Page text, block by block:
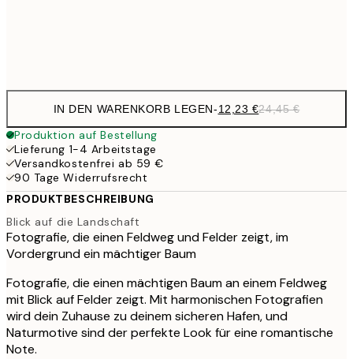
IN DEN WARENKORB LEGEN-12,23 €24,45 €
Produktion auf Bestellung
Lieferung 1-4 Arbeitstage
Versandkostenfrei ab 59 €
90 Tage Widerrufsrecht
PRODUKTBESCHREIBUNG
Blick auf die Landschaft
Fotografie, die einen Feldweg und Felder zeigt, im
Vordergrund ein mächtiger Baum
Fotografie, die einen mächtigen Baum an einem Feldweg
mit Blick auf Felder zeigt. Mit harmonischen Fotografien
wird dein Zuhause zu deinem sicheren Hafen, und
Naturmotive sind der perfekte Look für eine romantische
Note.